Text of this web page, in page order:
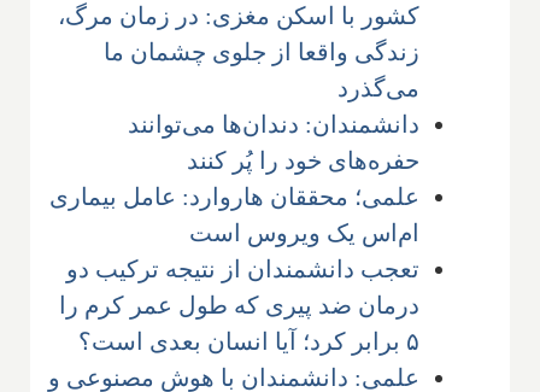
کشور با اسکن مغزی: در زمان مرگ،
زندگی واقعا از جلوی چشمان ما
می‌گذرد
دانشمندان: دندان‌ها می‌توانند
حفره‌های خود را پُر کنند
علمی؛ محققان هاروارد: عامل بیماری
ام‌اس یک ویروس است
تعجب دانشمندان از نتیجه ترکیب دو
درمان ضد پیری که طول عمر کرم را
۵ برابر کرد؛ آیا انسان بعدی است؟
علمی: دانشمندان با هوش مصنوعی و